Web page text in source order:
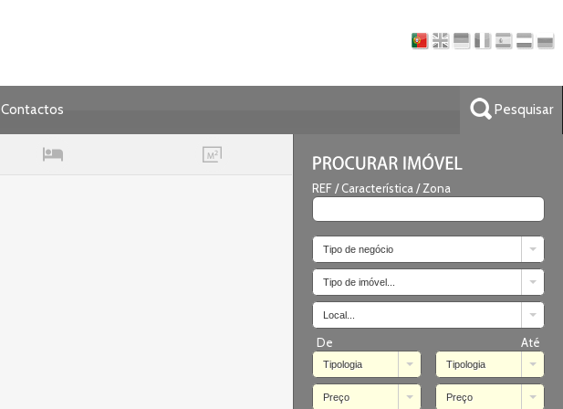
Contactos Pesquisar
REF / Característica / Zona
Tipo de negócio
Tipo de imóvel...
Local...
De Até
Tipologia Tipologia
Preço Preço